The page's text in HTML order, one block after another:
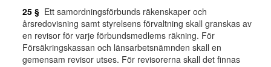
25 § Ett samordningsförbunds räkenskaper och
årsredovisning samt styrelsens förvaltning skall granskas av
en revisor för varje förbundsmedlems räkning. För
Försäkringskassan och länsarbetsnämnden skall en
gemensam revisor utses. För revisorerna skall det finnas